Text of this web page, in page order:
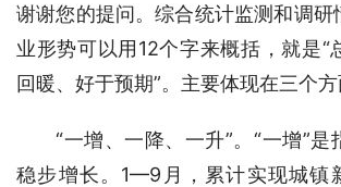
谢谢您的提问。综合统计监测和调研
业形势可以用12个字来概括，就是“
回暖、好于预期”。主要体现在三个方
“一增、一降、一升”。“一增”是
稳步增长。1—9月，累计实现城镇